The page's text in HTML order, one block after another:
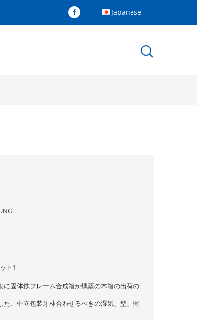
Japanese
ト1
に固体鉄フレーム合成箱か燻蒸の木箱の出荷の
た、中立包装牙林合わせるべきの湿気、型、衝